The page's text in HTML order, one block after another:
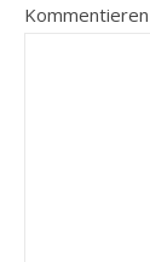
Kommentieren